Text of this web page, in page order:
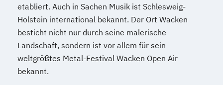
etabliert. Auch in Sachen Musik ist Schlesweig-
Holstein international bekannt. Der Ort Wacken
besticht nicht nur durch seine malerische
Landschaft, sondern ist vor allem für sein
weltgrößtes Metal-Festival Wacken Open Air
bekannt.